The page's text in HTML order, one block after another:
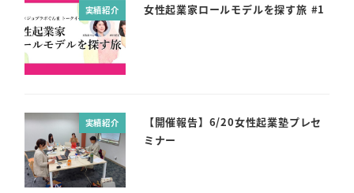
実績紹介 女性起業家ロールモデルを探す旅 #1
実績紹介
【開催報告】6/20女性起業塾プレセ
ミナー